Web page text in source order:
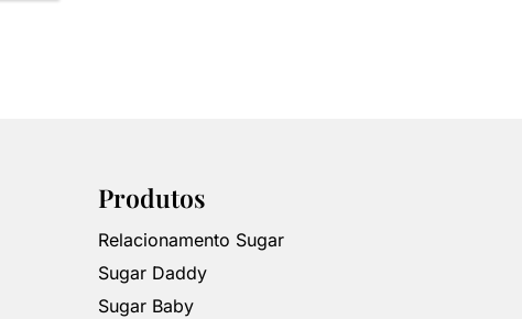
Produtos
Relacionamento Sugar
Sugar Daddy
Sugar Baby